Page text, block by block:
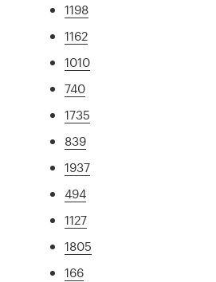
1198
1162
1010
740
1735
839
1937
494
1127
1805
166